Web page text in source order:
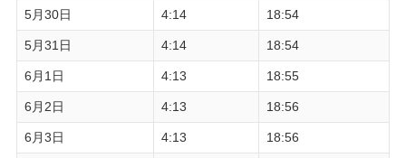
5月30日 4:14 18:54
5月31日 4:14 18:54
6月1日 4:13 18:55
6月2日 4:13 18:56
6月3日 4:13 18:56